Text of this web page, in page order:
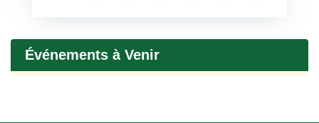
Événements à Venir